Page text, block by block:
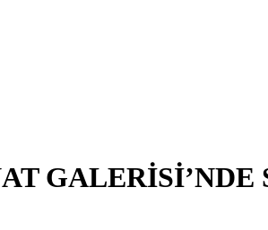
GALERİSİ’NDE